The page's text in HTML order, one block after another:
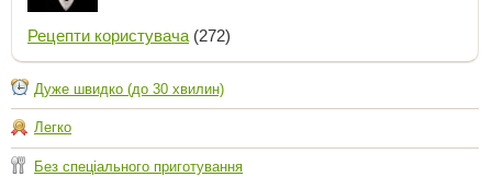
Рецепти користувача (272)
Дуже швидко (до 30 хвилин)
Легко
Без спеціального приготування